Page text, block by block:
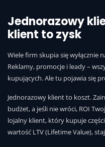
Jednorazowy
klient to zysk
Wiele firm skupia się wyłącznie
Reklamy, promocje i leady –
kupujących. Ale tu pojawia się
Jednorazowy klient to koszt.
budżet, a jeśli nie wróci, ROI
lojalny klient, który kupuje
wartość LTV (Lifetime Value),